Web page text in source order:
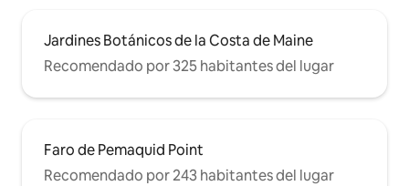
Jardines Botánicos de la Costa de Maine
Recomendado por 325 habitantes del lugar
Faro de Pemaquid Point
Recomendado por 243 habitantes del lugar